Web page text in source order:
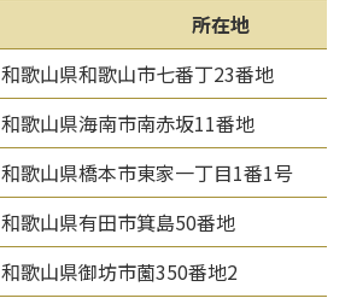
所在地
和歌山県和歌山市七番丁23番地
和歌山県海南市南赤坂11番地
和歌山県橋本市東家一丁目1番1号
和歌山県有田市箕島50番地
和歌山県御坊市薗350番地2